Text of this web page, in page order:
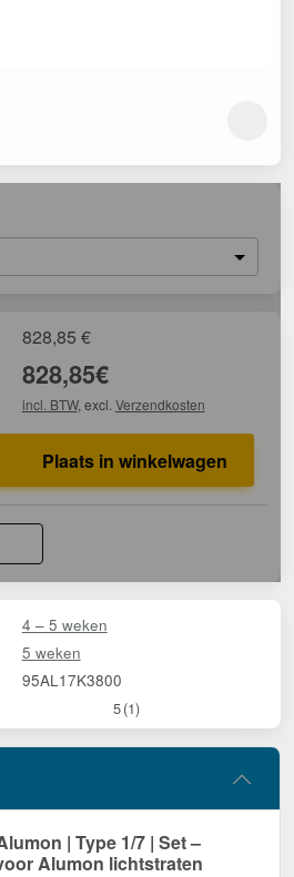
828,85 €
828,85€
incl. BTW, excl. Verzendkosten
Plaats in winkelwagen
4 – 5 weken
5 weken
95AL17K3800
5(1)
| Type 1/7 | Set –
Alumon lichtstraten